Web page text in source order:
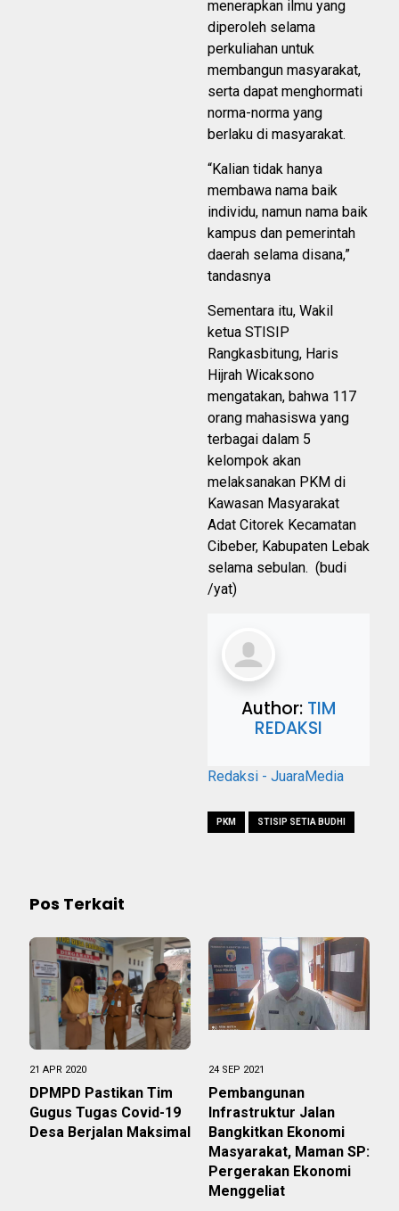
menerapkan ilmu yang
diperoleh selama
perkuliahan untuk
membangun masyarakat,
serta dapat menghormati
norma-norma yang
berlaku di masyarakat.
“Kalian tidak hanya
membawa nama baik
individu, namun nama baik
kampus dan pemerintah
daerah selama disana,”
tandasnya
Sementara itu, Wakil
ketua STISIP
Rangkasbitung, Haris
Hijrah Wicaksono
mengatakan, bahwa 117
orang mahasiswa yang
terbagai dalam 5
kelompok akan
melaksanakan PKM di
Kawasan Masyarakat
Adat Citorek Kecamatan
Cibeber, Kabupaten Lebak
selama sebulan. (budi
/yat)
Author: TIM
REDAKSI
Redaksi - JuaraMedia
PKM STISIP SETIA BUDHI
Pos Terkait
21 APR 2020
DPMPD Pastikan Tim
Gugus Tugas Covid-19
Desa Berjalan Maksimal
24 SEP 2021
Pembangunan
Infrastruktur Jalan
Bangkitkan Ekonomi
Masyarakat, Maman SP:
Pergerakan Ekonomi
Menggeliat